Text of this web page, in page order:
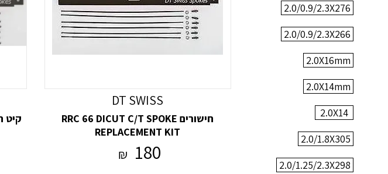
2.0/0.9/2.3X276
2.0/0.9/2.3X266
2.0X16mm
2.0X14mm
2.0X14
2.0/1.8X305
2.0/1.25/2.3X298
DT SWISS
חישורים RRC 66 DICUT C/T SPOKE
REPLACEMENT KIT
180
₪